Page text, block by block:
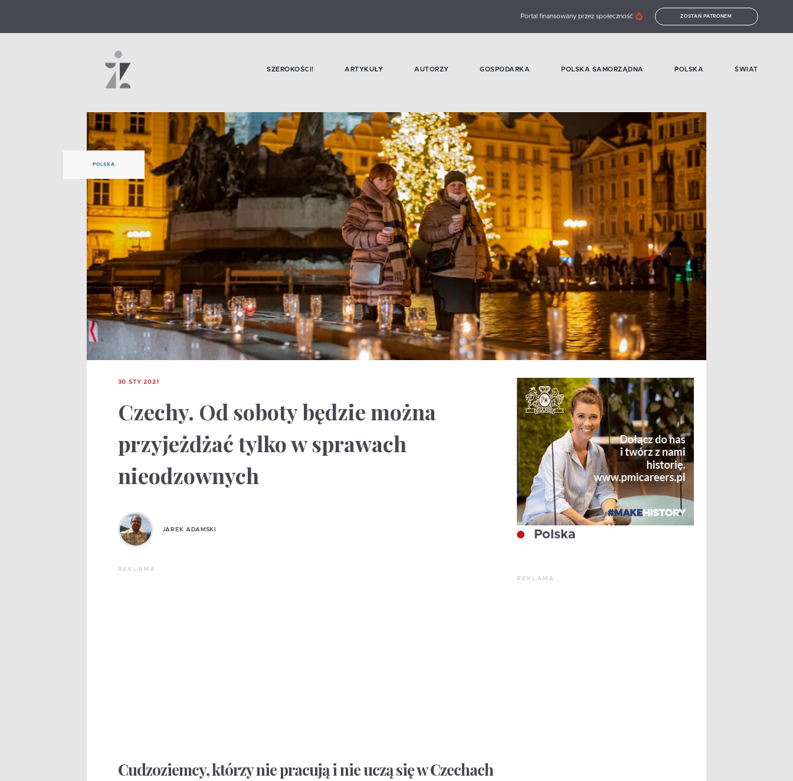
Portal finansowany przez społeczność ZOSTAŃ PATRONEM
SZEROKOŚCI! ARTYKUŁY AUTORZY GOSPODARKA POLSKA SAMORZĄDNA POLSKA ŚWIAT
POLSKA
30 STY 2021
Czechy. Od soboty będzie można
przyjeżdżać tylko w sprawach
nieodzownych
JAREK ADAMSKI
REKLAMA
Cudzoziemcy, którzy nie pracują i nie uczą się w Czechach
Polska
REKLAMA